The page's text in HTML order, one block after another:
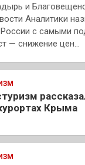
и
Аналитики
России с самыми
— снижение цен…
Крыма